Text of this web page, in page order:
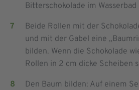
Bitterschokolade im Wasserbad
Beide Rollen mit der
und mit der Gabel eine
bilden. Wenn die Schokolade
Rollen in 2 cm dicke Scheiben
Den Baum bilden: Auf einem